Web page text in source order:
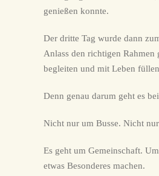
genießen konnte.
Der dritte Tag wurde dann
Anlass den richtigen Rahmen
begleiten und mit Leben
Denn genau darum geht es
Nicht nur um Busse. Nicht
Es geht um Gemeinschaft.
etwas Besonderes machen.